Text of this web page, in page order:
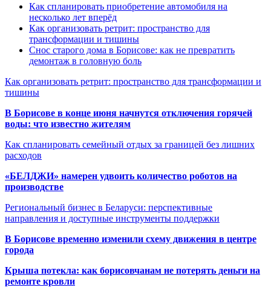
Как спланировать приобретение автомобиля на
несколько лет вперёд
Как организовать ретрит: пространство для
трансформации и тишины
Снос старого дома в Борисове: как не превратить
демонтаж в головную боль
Как организовать ретрит: пространство для трансформации и
тишины
В Борисове в конце июня начнутся отключения горячей
воды: что известно жителям
Как спланировать семейный отдых за границей без лишних
расходов
«БЕЛДЖИ» намерен удвоить количество роботов на
производстве
Региональный бизнес в Беларуси: перспективные
направления и доступные инструменты поддержки
В Борисове временно изменили схему движения в центре
города
Крыша потекла: как борисовчанам не потерять деньги на
ремонте кровли